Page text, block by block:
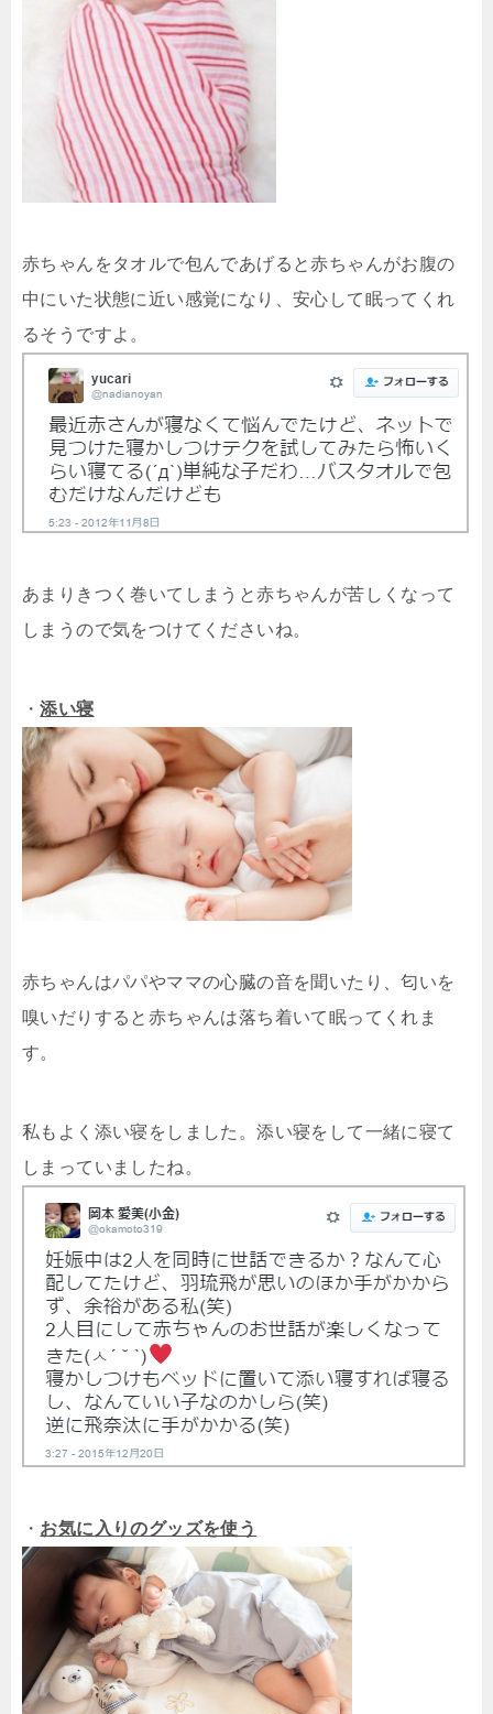
赤ちゃんをタオルで包んであげると赤ちゃんがお腹の
中にいた状態に近い感覚になり、安心して眠ってくれ
るそうですよ。
あまりきつく巻いてしまうと赤ちゃんが苦しくなって
しまうので気をつけてくださいね。
・添い寝
赤ちゃんはパパやママの心臓の音を聞いたり、匂いを
嗅いだりすると赤ちゃんは落ち着いて眠ってくれま
す。
私もよく添い寝をしました。添い寝をして一緒に寝て
しまっていましたね。
・ お気に入りのグッズを使う